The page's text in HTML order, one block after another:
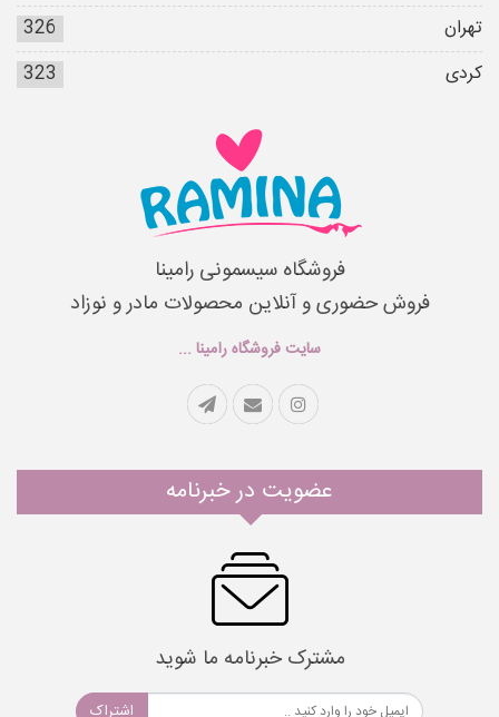
تهران
326
کردی
323
فروشگاه سیسمونی رامینا
فروش حضوری و آنلاین محصولات مادر و نوزاد
سایت فروشگاه رامینا ...
عضویت در خبرنامه
مشترک خبرنامه ما شوید
اشتراک